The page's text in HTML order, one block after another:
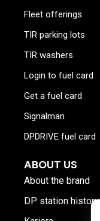
Fleet offerings
TIR parking lots
TIR washers
Login to fuel card
Get a fuel card
Signalman
DPDRIVE fuel card
ABOUT US
About the brand
DP station history